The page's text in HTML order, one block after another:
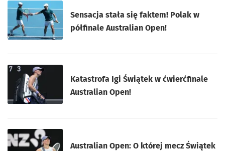
Sensacja stała się faktem! Polak w
półfinale Australian Open!
Katastrofa Igi Świątek w ćwierćfinale
Australian Open!
Australian Open: O której mecz Świątek